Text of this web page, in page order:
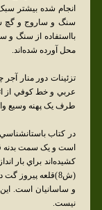
انجام شده بيشتر
سنگ و ساروج و گچ
بااستفاده از سنگ و
محل آورده شده‌اند.
تزئينات دور منار
طرف يک پهنه وسيع
در کتاب
است و يک سمت بدنه
(ش8)قلعه پيروز
و ساسانيان است. اين
نيست.